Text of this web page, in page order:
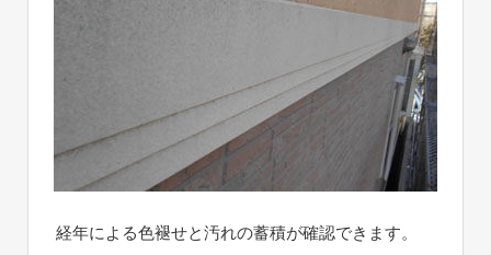
経年による色褪せと汚れの蓄積が確認できます。